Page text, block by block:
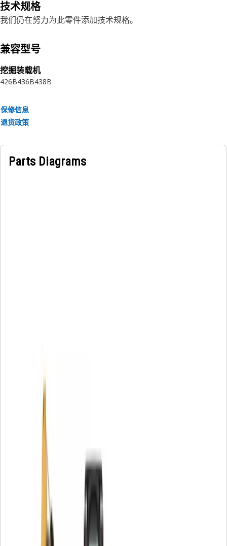
技术规格
我们仍在努力为此零件添加技术规格。
兼容型号
挖掘装载机
426B436B438B
保修信息
退货政策
Parts Diagrams